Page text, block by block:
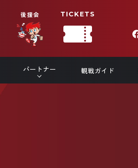
後援会 TICKETS
パートナー 観戦ガイド